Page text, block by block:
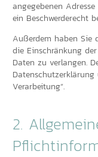
angegebenen
ein Beschwerderecht
Außerdem haben Sie
die Einschränkung
Daten zu verlangen.
Verarbeitung“.
2.